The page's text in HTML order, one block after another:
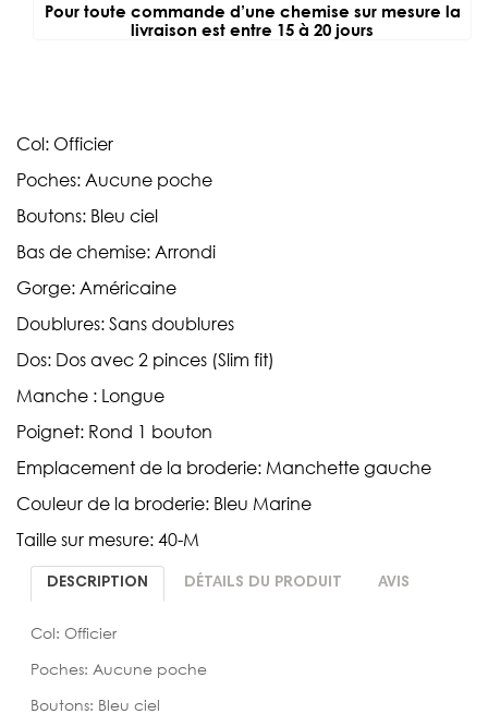
Pour toute commande d’une chemise sur mesure la
livraison est entre 15 à 20 jours
Col: Officier
Poches: Aucune poche
Boutons: Bleu ciel
Bas de chemise: Arrondi
Gorge: Américaine
Doublures: Sans doublures
Dos: Dos avec 2 pinces (Slim fit)
Manche : Longue
Poignet: Rond 1 bouton
Emplacement de la broderie: Manchette gauche
Couleur de la broderie: Bleu Marine
Taille sur mesure: 40-M
DESCRIPTION DÉTAILS DU PRODUIT AVIS
Col: Officier
Poches: Aucune poche
Boutons: Bleu ciel